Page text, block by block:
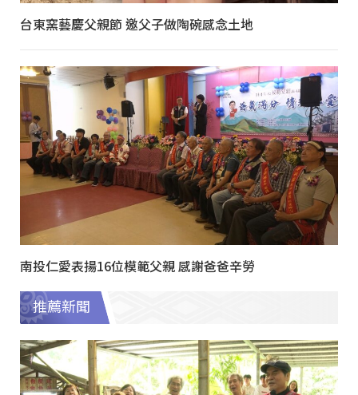
台東窯藝慶父親節 邀父子做陶碗感念土地
南投仁愛表揚16位模範父親 感謝爸爸辛勞
推薦新聞